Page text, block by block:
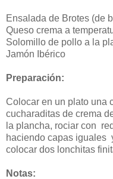
Ensalada de Brotes (de
Queso crema a
Solomillo de pollo a la
Jamón Ibérico
Preparación:
Colocar en un plato una
cucharaditas de crema
la plancha, rociar con
haciendo capas iguales
colocar dos lonchitas
Notas: